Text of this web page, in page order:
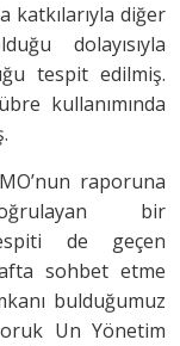
katkılarıyla diğer
dolayısıyla
tespit edilmiş.
kullanımında
raporuna
bir
de geçen
sohbet etme
bulduğumuz
Un Yönetim